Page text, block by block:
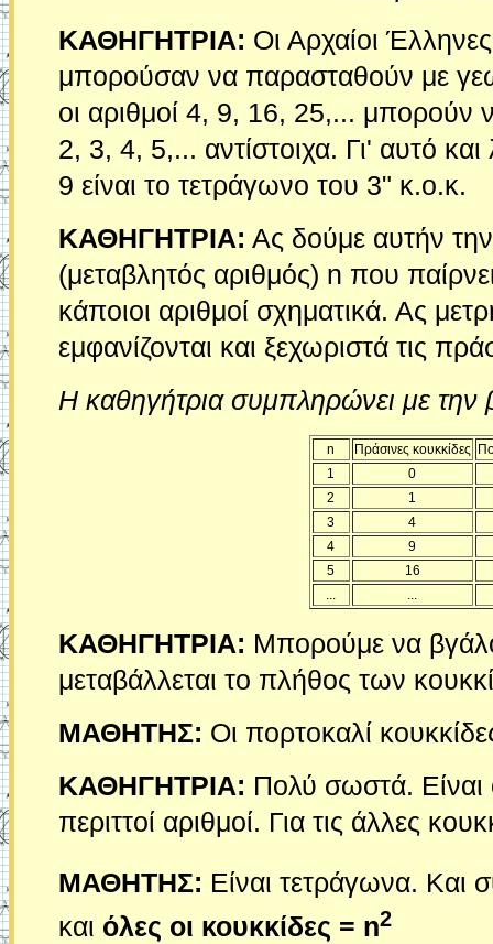
ΚΑΘΗΓΗΤΡΙΑ: Οι Αρχαίοι
μπορούσαν να παρασταθούν με
οι αριθμοί 4, 9, 16, 25,...
2, 3, 4, 5,... αντίστοιχα. Γι' αυτό
9 είναι το τετράγωνο του 3" κ.ο.κ.
ΚΑΘΗΓΗΤΡΙΑ: Ας δούμε αυτήν
(μεταβλητός αριθμός) n που
κάποιοι αριθμοί σχηματικά. Ας
εμφανίζονται και ξεχωριστά τις
Η καθηγήτρια συμπληρώνει με την
n Πράσινες κουκκίδες
1
0
2
1
3
4
4
9
5
16
...
...
ΚΑΘΗΓΗΤΡΙΑ: Μπορούμε να
μεταβάλλεται το πλήθος των
ΜΑΘΗΤΗΣ: Οι πορτοκαλί
ΚΑΘΗΓΗΤΡΙΑ: Πολύ σωστά. Είναι
περιττοί αριθμοί. Για τις άλλες
ΜΑΘΗΤΗΣ: Είναι τετράγωνα. Και
και όλες οι κουκκίδες = n2